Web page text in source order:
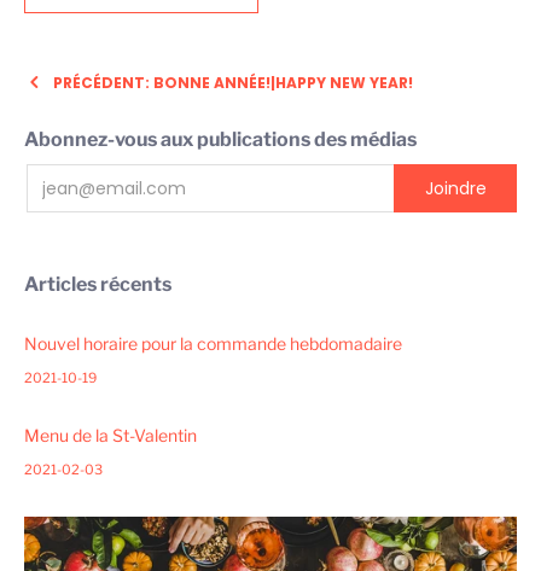
PRÉCÉDENT: BONNE ANNÉE!|HAPPY NEW YEAR!
Abonnez-vous aux publications des médias
Articles récents
Nouvel horaire pour la commande hebdomadaire
2021-10-19
Menu de la St-Valentin
2021-02-03